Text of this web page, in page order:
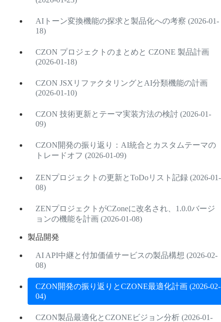
AIトーン変換機能の探求と製品化への考察 (2026-01-
18)
CZON プロジェクトのまとめと CZONE 製品計画
(2026-01-18)
CZON JSXリファクタリングとAI分類機能の計画
(2026-01-10)
CZON 技術更新とテーマ実装方法の検討 (2026-01-
09)
CZON開発の振り返り：AI統合とカスタムテーマの
トレードオフ (2026-01-09)
ZENプロジェクトの更新とToDoリスト記録 (2026-01-
08)
ZENプロジェクトがCZoneに改名され、1.0.0バージ
ョンの機能を計画 (2026-01-08)
製品開発
AI API中継と付加価値サービスの製品構想 (2026-02-
08)
CZON開発の振り返りとCZONE最適化計画 (2026-02-
04)
CZON製品最適化とCZONEビジョン分析 (2026-01-